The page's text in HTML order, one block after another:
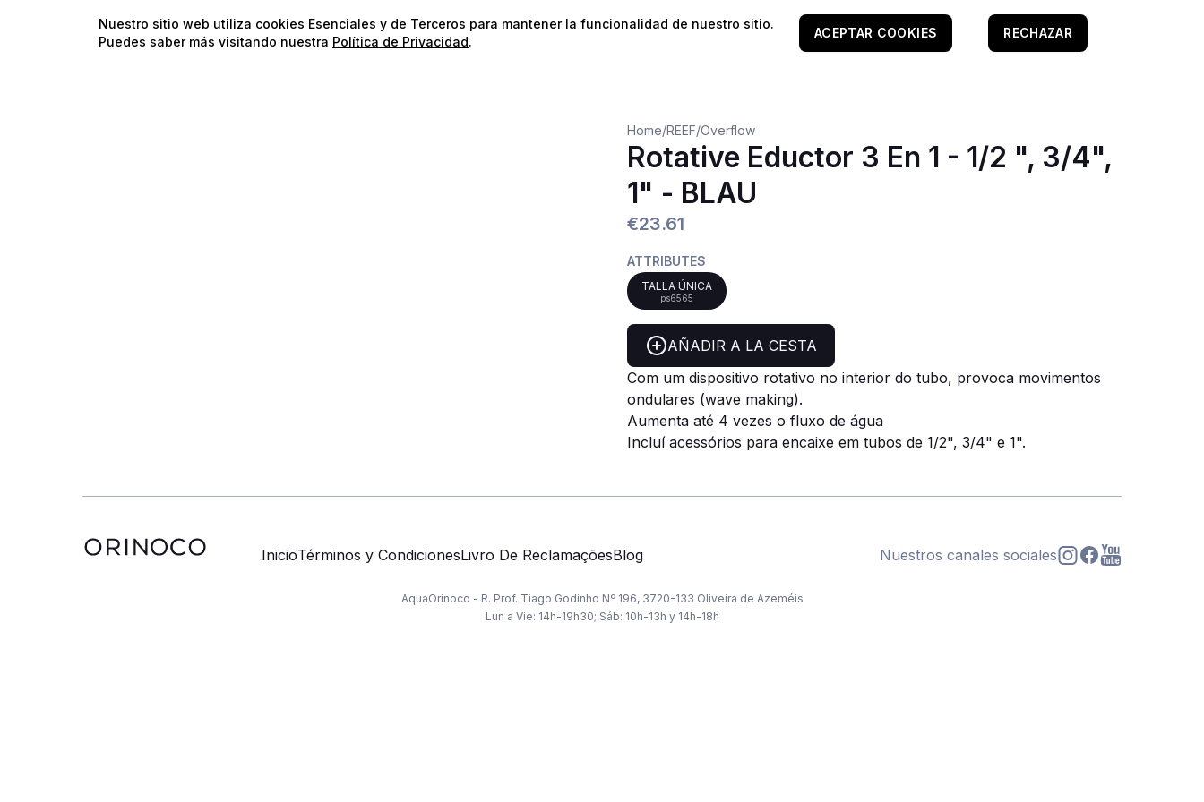
⭐️¡Envíos gratis para pedidos superiores a 60€!*⭐️
Home/REEF/Overflow
Rotative Eductor 3 En 1 - 1/2 ", 3/4",
1" - BLAU
€23.61
ATTRIBUTES
TALLA ÚNICA
ps6565
AÑADIR A LA CESTA
Com um dispositivo rotativo no interior do tubo, provoca movimentos
ondulares (wave making).
Aumenta até 4 vezes o fluxo de água
Incluí acessórios para encaixe em tubos de 1/2", 3/4" e 1".
InicioTérminos y CondicionesLivro De ReclamaçõesBlog Nuestros canales sociales
AquaOrinoco - R. Prof. Tiago Godinho Nº 196, 3720-133 Oliveira de Azeméis
Lun a Vie: 14h-19h30; Sáb: 10h-13h y 14h-18h
Nuestro sitio web utiliza cookies Esenciales y de Terceros para mantener la funcionalidad de nuestro sitio.
Puedes saber más visitando nuestra Política de Privacidad.
ACEPTAR COOKIES RECHAZAR